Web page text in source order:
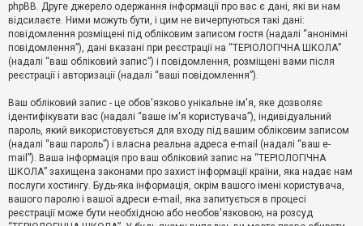
А
т
и
в
е
м
и
П
о
ш
у
phpBB. Друге джерело одержання інформації про вас є дані, які ви нам
відсилаєте. Ними можуть бути, і цим не вичерпуються такі дані:
повідомлення розміщені під обліковим записом гостя (надалі “анонімні
повідомлення”), дані вказані при реєстрації на “ТЕРІОЛОГІЧНА ШКОЛА”
(надалі “ваш обліковий запис”) і повідомлення, розміщені вами після
реєстрації і авторизації (надалі “ваші повідомлення”).
Ваш обліковий запис - це обов'язково унікальне ім'я, яке дозволяє
ідентифікувати вас (надалі “ваше ім'я користувача”), індивідуальний
пароль, який використовується для входу під вашим обліковим записом
(надалі “ваш пароль”) і власна реальна адреса e-mail (надалі “ваш e-
mail”). Ваша інформація про ваш обліковий запис на “ТЕРІОЛОГІЧНА
ШКОЛА” захищена законами про захист інформації країни, яка надає нам
послуги хостингу. Будь-яка інформація, окрім вашого імені користувача,
вашого паролю і вашої адреси e-mail, яка запитується в процесі
реєстрації може бути необхідною або необов'язковою, на розсуд